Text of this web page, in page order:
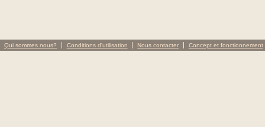
Qui sommes nous? Conditions d'utilisation Nous contacter Concept et fonctionnement